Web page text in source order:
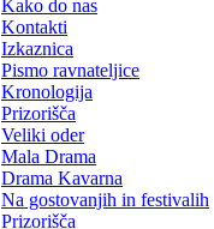
Kako do nas
Kontakti
Izkaznica
Pismo ravnateljice
Kronologija
Prizorišča
Veliki oder
Mala Drama
Drama Kavarna
Na gostovanjih in festivalih
Prizorišča